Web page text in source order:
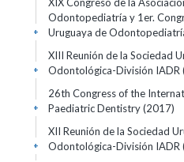
Odontopediatría y 1er.
Uruguaya de
+
XIII Reunión de la Sociedad
Odontológica-División IADR
+
26th Congress of the
Paediatric Dentistry(2017)
+
XII Reunión de la Sociedad
Odontológica-División IADR
+